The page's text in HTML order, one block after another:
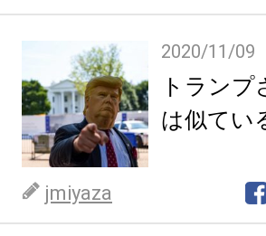
2020/11/09
トラン
は似てい
jmiyaza